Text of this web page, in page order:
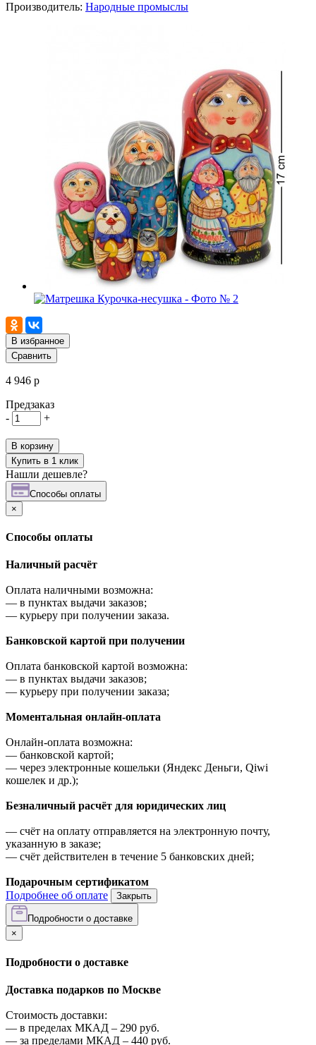
Производитель: Народные промыслы
В избранное
Сравнить
4 946 р
Предзаказ
-
+
В корзину
Купить в 1 клик
Нашли дешевле?
Cпособы оплаты
×
Cпособы оплаты
Наличный расчёт
Оплата наличными возможна:
— в пунктах выдачи заказов;
— курьеру при получении заказа.
Банковской картой при получении
Оплата банковской картой возможна:
— в пунктах выдачи заказов;
— курьеру при получении заказа;
Моментальная онлайн-оплата
Онлайн-оплата возможна:
— банковской картой;
— через электронные кошельки (Яндекс Деньги, Qiwi
кошелек и др.);
Безналичный расчёт для юридических лиц
— счёт на оплату отправляется на электронную почту,
указанную в заказе;
— счёт действителен в течение 5 банковских дней;
Подарочным сертификатом
Подробнее об оплате
Закрыть
Подробности о доставке
×
Подробности о доставке
Доставка подарков по Москве
Стоимость доставки:
— в пределах МКАД – 290 руб.
— за пределами МКАД – 440 руб.